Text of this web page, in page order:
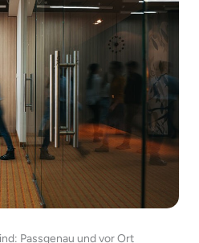
Passgenau und vor Ort